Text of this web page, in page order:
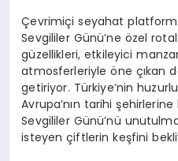
Çevrimiçi seyahat
Sevgililer Günü’ne özel
güzellikleri, etkileyici
atmosferleriyle öne çıkan
getiriyor. Türkiye’nin
Avrupa’nın tarihi
Sevgililer Günü’nü
isteyen çiftlerin keşfini